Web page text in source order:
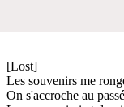
[Lost]
Les souvenirs me
On s'accroche au